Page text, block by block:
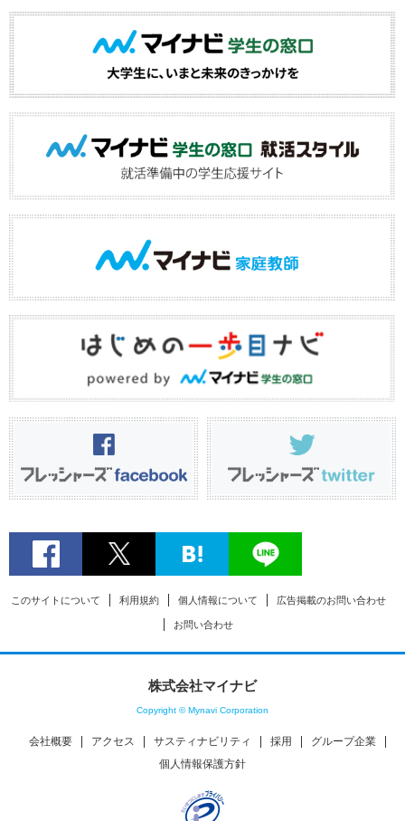
このサイトについて 利用規約 個人情報について 広告掲載のお問い合わせ
お問い合わせ
株式会社マイナビ
Copyright © Mynavi Corporation
会社概要 アクセス サスティナビリティ 採用
グループ企業
個人情報保護方針